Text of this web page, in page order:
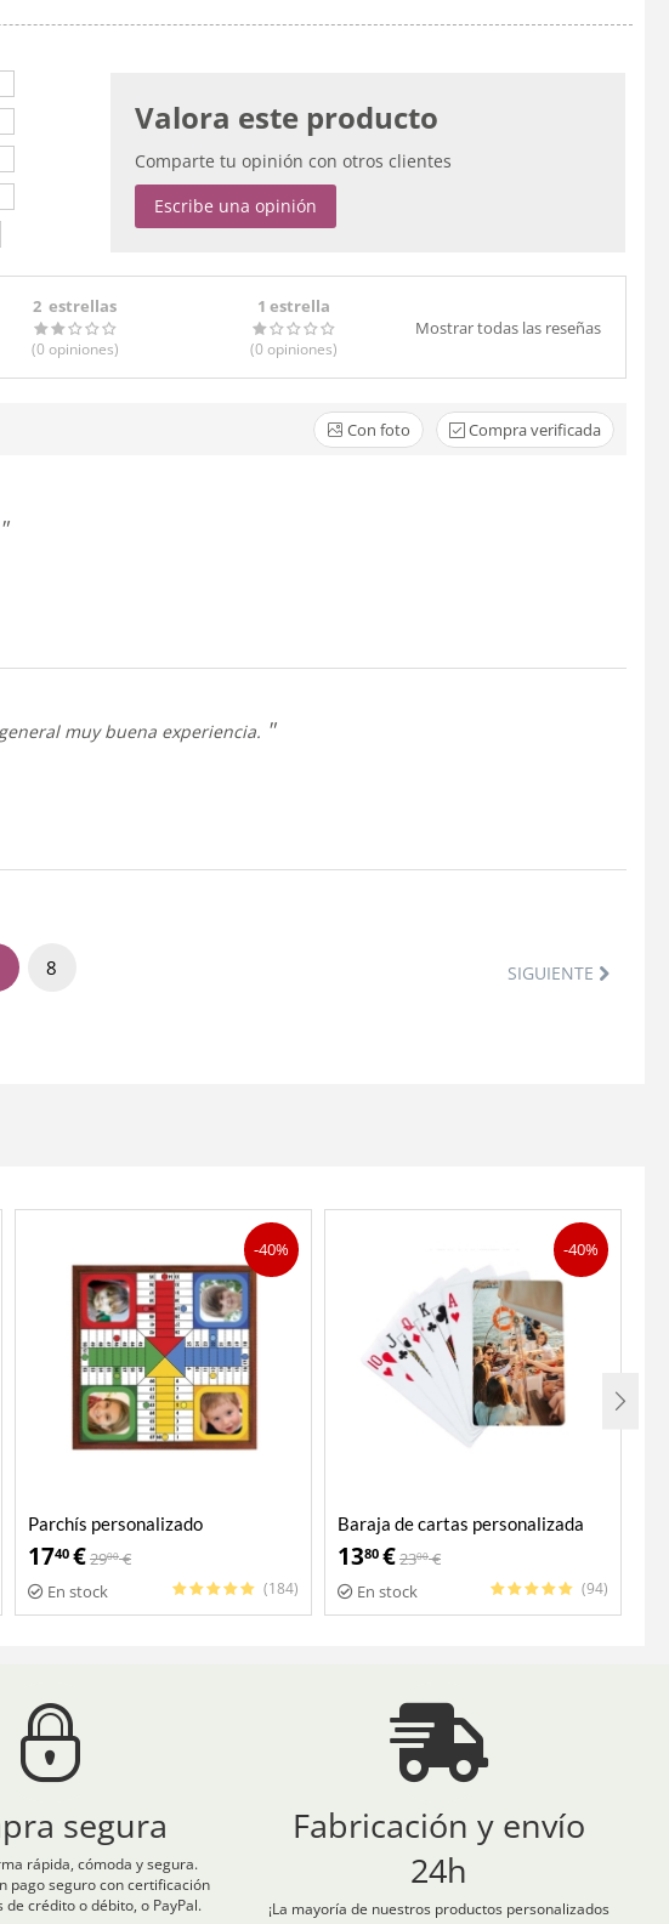
Valora este producto
Comparte tu opinión con otros clientes
Escribe una opinión
2 estrellas
(0 opiniones)
1 estrella
(0 opiniones)
Mostrar todas las reseñas
Con foto Compra verificada
muy buena experiencia.
8 SIGUIENTE
-40%
Parchís personalizado
1740 €2900 €
En stock
(184)
-40%
Baraja de cartas personalizada
1380 €2300 €
En stock
(94)
segura
rápida, cómoda y segura.
pago seguro con certificación
de crédito o débito, o PayPal.
Fabricación y envío
24h
¡La mayoría de nuestros productos personalizados